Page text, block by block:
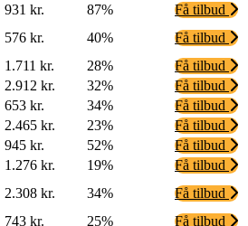
931 kr. 87%
Få tilbud
576 kr. 40%
Få tilbud
1.711 kr. 28%
Få tilbud
2.912 kr. 32%
Få tilbud
653 kr. 34%
Få tilbud
2.465 kr. 23%
Få tilbud
945 kr. 52%
Få tilbud
1.276 kr. 19%
Få tilbud
2.308 kr. 34%
Få tilbud
743 kr. 25%
Få tilbud